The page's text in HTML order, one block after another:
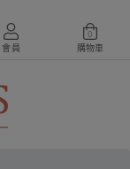
會員 購物車
0